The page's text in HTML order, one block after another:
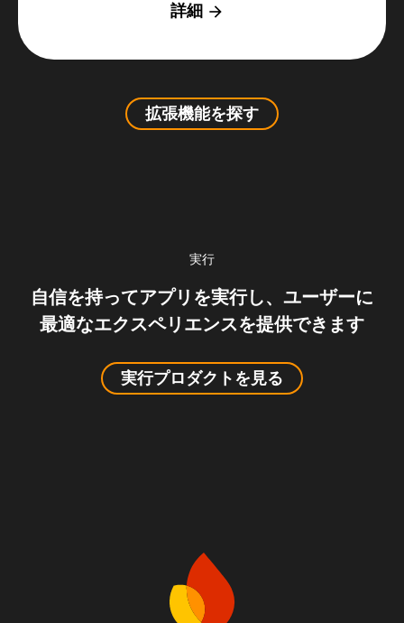
詳細 arrow_forward
拡張機能を探す
実行
自信を持ってアプリを実行し、ユーザーに
最適なエクスペリエンスを提供できます
実行プロダクトを見る